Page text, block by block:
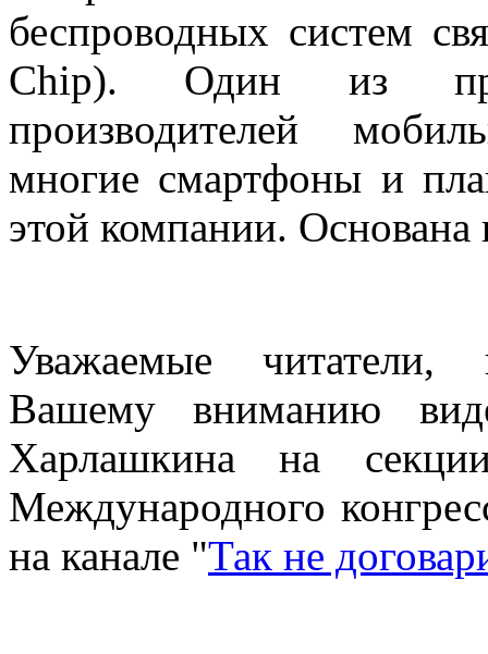
беспроводных систем
Chip). Один из
производителей
многие смартфоны и
этой компании. Основана
Уважаемые читатели,
Вашему вниманию
Харлашкина на
Международного
на канале "Так не